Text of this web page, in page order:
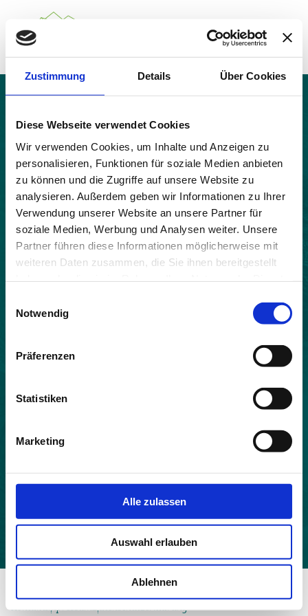
Zustimmung Details Über Cookies
Diese Webseite verwendet Cookies
Wir verwenden Cookies, um Inhalte und Anzeigen zu
personalisieren, Funktionen für soziale Medien anbieten
zu können und die Zugriffe auf unsere Website zu
analysieren. Außerdem geben wir Informationen zu Ihrer
Verwendung unserer Website an unsere Partner für
soziale Medien, Werbung und Analysen weiter. Unsere
Partner führen diese Informationen möglicherweise mit
weiteren Daten zusammen, die Sie ihnen bereitgestellt
Notwendig
Präferenzen
Statistiken
Marketing
Alle zulassen
Auswahl erlauben
Ablehnen
Über das Gemeindenetzwerk
Themen
Alpine Kooperationen
Termine
DeutschItaliano Français SlovenščinaEnglish
Volvent
Land:
Beitrittsjahr:
Einwohner:
Fläche:
KontaktImpressumDatenschutzerklärung